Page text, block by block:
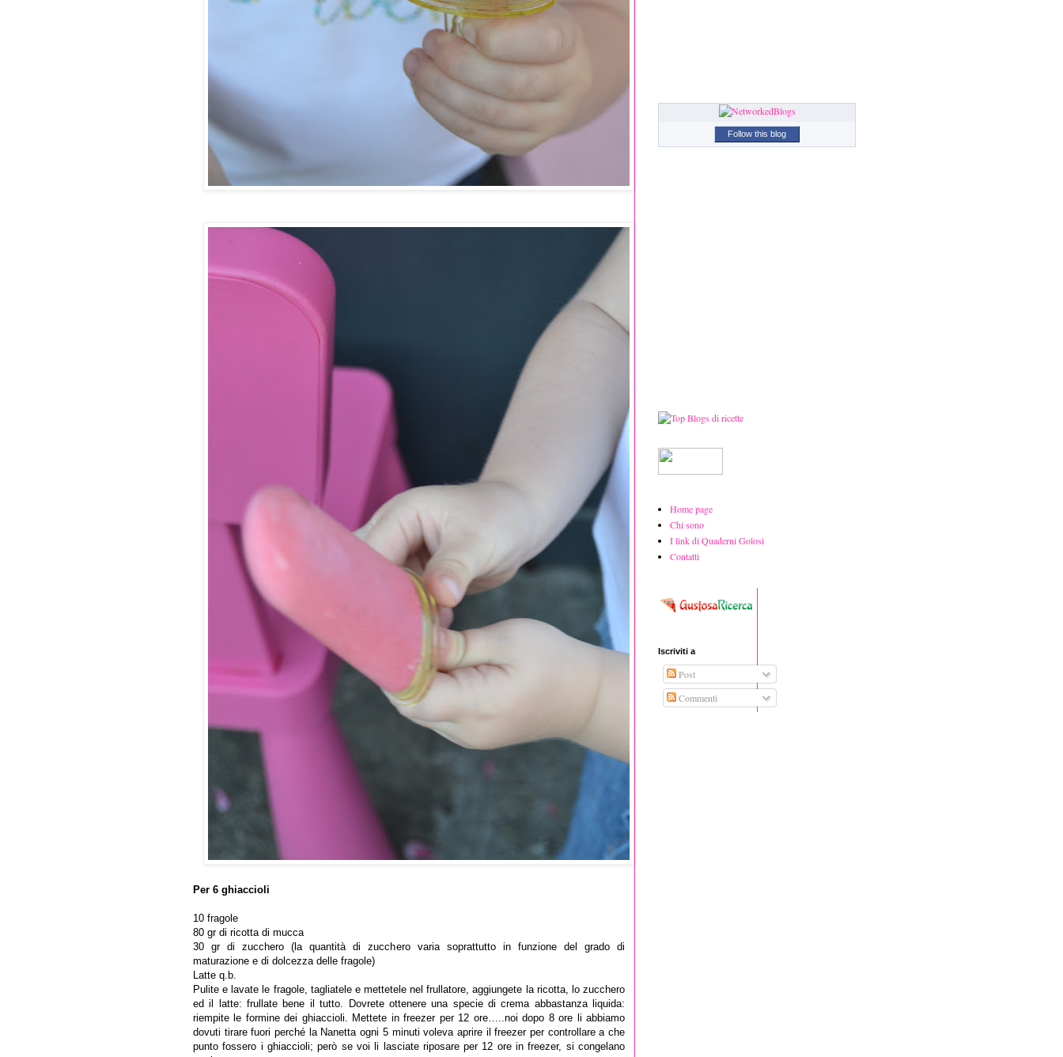
Per 6 ghiaccioli
10 fragole
80 gr di ricotta di mucca
30 gr di zucchero (la quantità di zucchero varia soprattutto in funzione del grado di
maturazione e di dolcezza delle fragole)
Latte q.b.
Pulite e lavate le fragole, tagliatele e mettetele nel frullatore, aggiungete la ricotta, lo zucchero
ed il latte: frullate bene il tutto. Dovrete ottenere una specie di crema abbastanza liquida:
riempite le formine dei ghiaccioli. Mettete in freezer per 12 ore…..noi dopo 8 ore li abbiamo
dovuti tirare fuori perché la Nanetta ogni 5 minuti voleva aprire il freezer per controllare a che
punto fossero i ghiaccioli; però se voi li lasciate riposare per 12 ore in freezer, si congelano
Follow this blog
Home page
Chi sono
I link di Quaderni Golosi
Contatti
Iscriviti a
Post
Commenti